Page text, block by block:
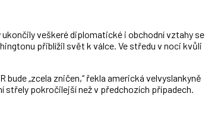
veškeré diplomatické i obchodní vztahy se
přiblížil svět k válce. Ve středu v noci kvůli
„zcela zničen,“ řekla americká velvyslankyně
střely pokročilejší než v předchozích případech.